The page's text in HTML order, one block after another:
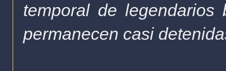
temporal de legendarios
permanecen casi